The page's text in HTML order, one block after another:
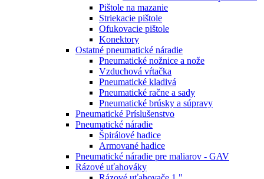
Pištole na mazanie
Striekacie pištole
Ofukovacie pištole
Konektory
Ostatné pneumatické náradie
Pneumatické nožnice a nože
Vzduchová vŕtačka
Pneumatické kladivá
Pneumatické račne a sady
Pneumatické brúsky a súpravy
Pneumatické Príslušenstvo
Pneumatické náradie
Špirálové hadice
Armované hadice
Pneumatické náradie pre maliarov - GAV
Rázové uťahováky